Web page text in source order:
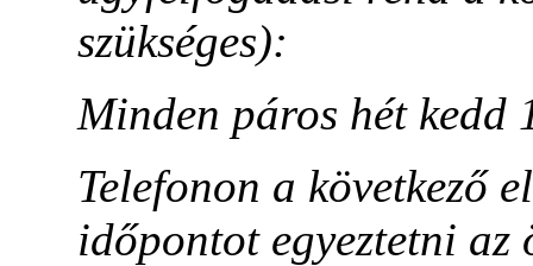
szükséges):
Minden páros hét kedd
Telefonon a következő
időpontot egyeztetni az